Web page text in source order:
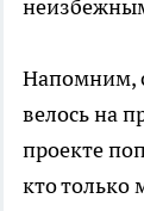
Напомним,
велось на
проекте
кто только